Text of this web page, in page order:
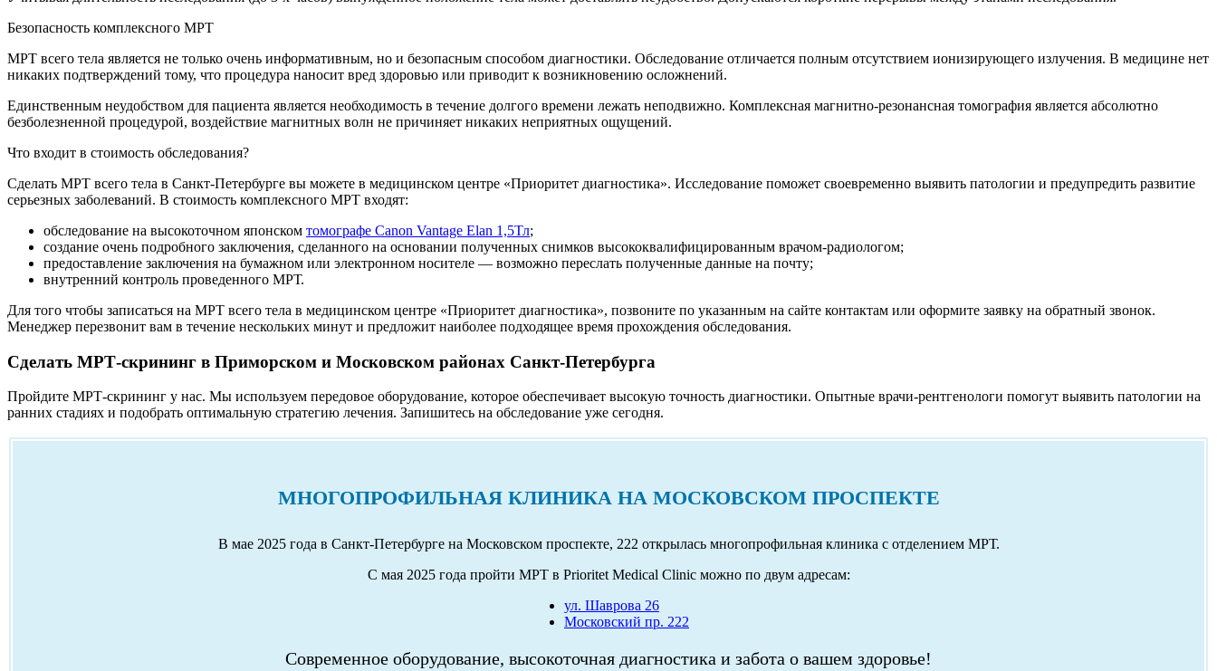
Безопасность комплексного МРТ
МРТ всего тела является не только очень информативным, но и безопасным способом диагностики. Обследование отличается полным отсутствием ионизирующего излучения. В медицине нет
никаких подтверждений тому, что процедура наносит вред здоровью или приводит к возникновению осложнений.
Единственным неудобством для пациента является необходимость в течение долгого времени лежать неподвижно. Комплексная магнитно-резонансная томография является абсолютно
безболезненной процедурой, воздействие магнитных волн не причиняет никаких неприятных ощущений.
Что входит в стоимость обследования?
Сделать МРТ всего тела в Санкт-Петербурге вы можете в медицинском центре «Приоритет диагностика». Исследование поможет своевременно выявить патологии и предупредить развитие
серьезных заболеваний. В стоимость комплексного МРТ входят:
обследование на высокоточном японском томографе Canon Vantage Elan 1,5Тл;
создание очень подробного заключения, сделанного на основании полученных снимков высококвалифицированным врачом-радиологом;
предоставление заключения на бумажном или электронном носителе — возможно переслать полученные данные на почту;
внутренний контроль проведенного МРТ.
Для того чтобы записаться на МРТ всего тела в медицинском центре «Приоритет диагностика», позвоните по указанным на сайте контактам или оформите заявку на обратный звонок.
Менеджер перезвонит вам в течение нескольких минут и предложит наиболее подходящее время прохождения обследования.
Сделать МРТ-скрининг в Приморском и Московском районах Санкт-Петербурга
Пройдите МРТ-скрининг у нас. Мы используем передовое оборудование, которое обеспечивает высокую точность диагностики. Опытные врачи-рентгенологи помогут выявить патологии на
ранних стадиях и подобрать оптимальную стратегию лечения. Запишитесь на обследование уже сегодня.
МНОГОПРОФИЛЬНАЯ КЛИНИКА НА МОСКОВСКОМ ПРОСПЕКТЕ
В мае 2025 года в Санкт-Петербурге на Московском проспекте, 222 открылась многопрофильная клиника с отделением МРТ.
С мая 2025 года пройти МРТ в Prioritet Medical Clinic можно по двум адресам:
ул. Шаврова 26
Московский пр. 222
Современное оборудование, высокоточная диагностика и забота о вашем здоровье!